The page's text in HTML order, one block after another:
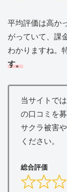
平均評価は高か
がっていて、課
わかりますね。
す。
当サイトで
の口コミを
サクラ被害
ください。
総合評価